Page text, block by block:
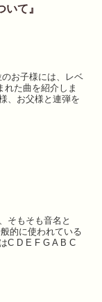
て』
お子様には、レベ
れた曲を紹介しま
、お父様と連弾を
そもそも音名と
的に使われている
C D E F G A B C